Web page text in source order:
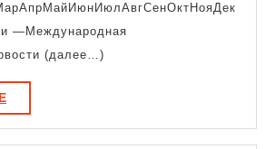
—Международная
(далее…)
ПОДРОБНЕЕ